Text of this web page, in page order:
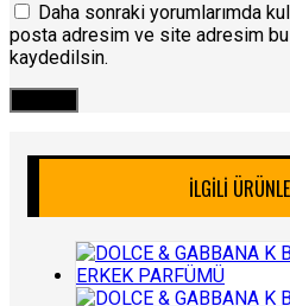
Daha sonraki yorumlarımda
posta adresim ve site adresim bu
kaydedilsin.
İLGILI